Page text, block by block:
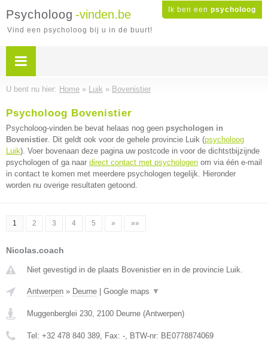
Ik ben een psycholoog
Psycholoog -vinden.be
Vind een psycholoog bij u in de buurt!
U bent nu hier: Home » Luik » Bovenistier
Psycholoog Bovenistier
Psycholoog-vinden.be bevat helaas nog geen psychologen in
Bovenistier. Dit geldt ook voor de gehele provincie Luik (psycholoog
Luik). Voer bovenaan deze pagina uw postcode in voor de dichtstbijzijnde
psychologen of ga naar direct contact met psychologen om via één e-mail
in contact te komen met meerdere psychologen tegelijk. Hieronder
worden nu overige resultaten getoond.
1 2 3 4 5 » »»
Nicolas.coach
Niet gevestigd in de plaats Bovenistier en in de provincie Luik.
Antwerpen » Deurne Google maps ▼
Muggenberglei 230, 2100 Deurne (Antwerpen)
Tel: +32 478 840 389, Fax: -, BTW-nr: BE0778874069